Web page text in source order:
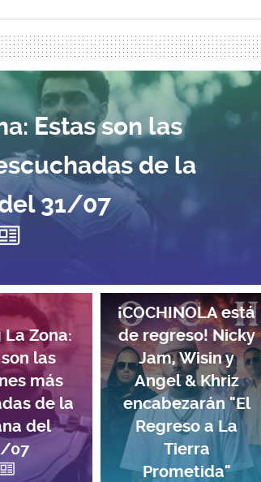
Estas son las
de la
31/07
La Zona:
las
más
de la
del
07
¡COCHINOLA está
de regreso! Nicky
Jam, Wisin y
Angel & Khriz
encabezarán "El
Regreso a La
Tierra
Prometida"